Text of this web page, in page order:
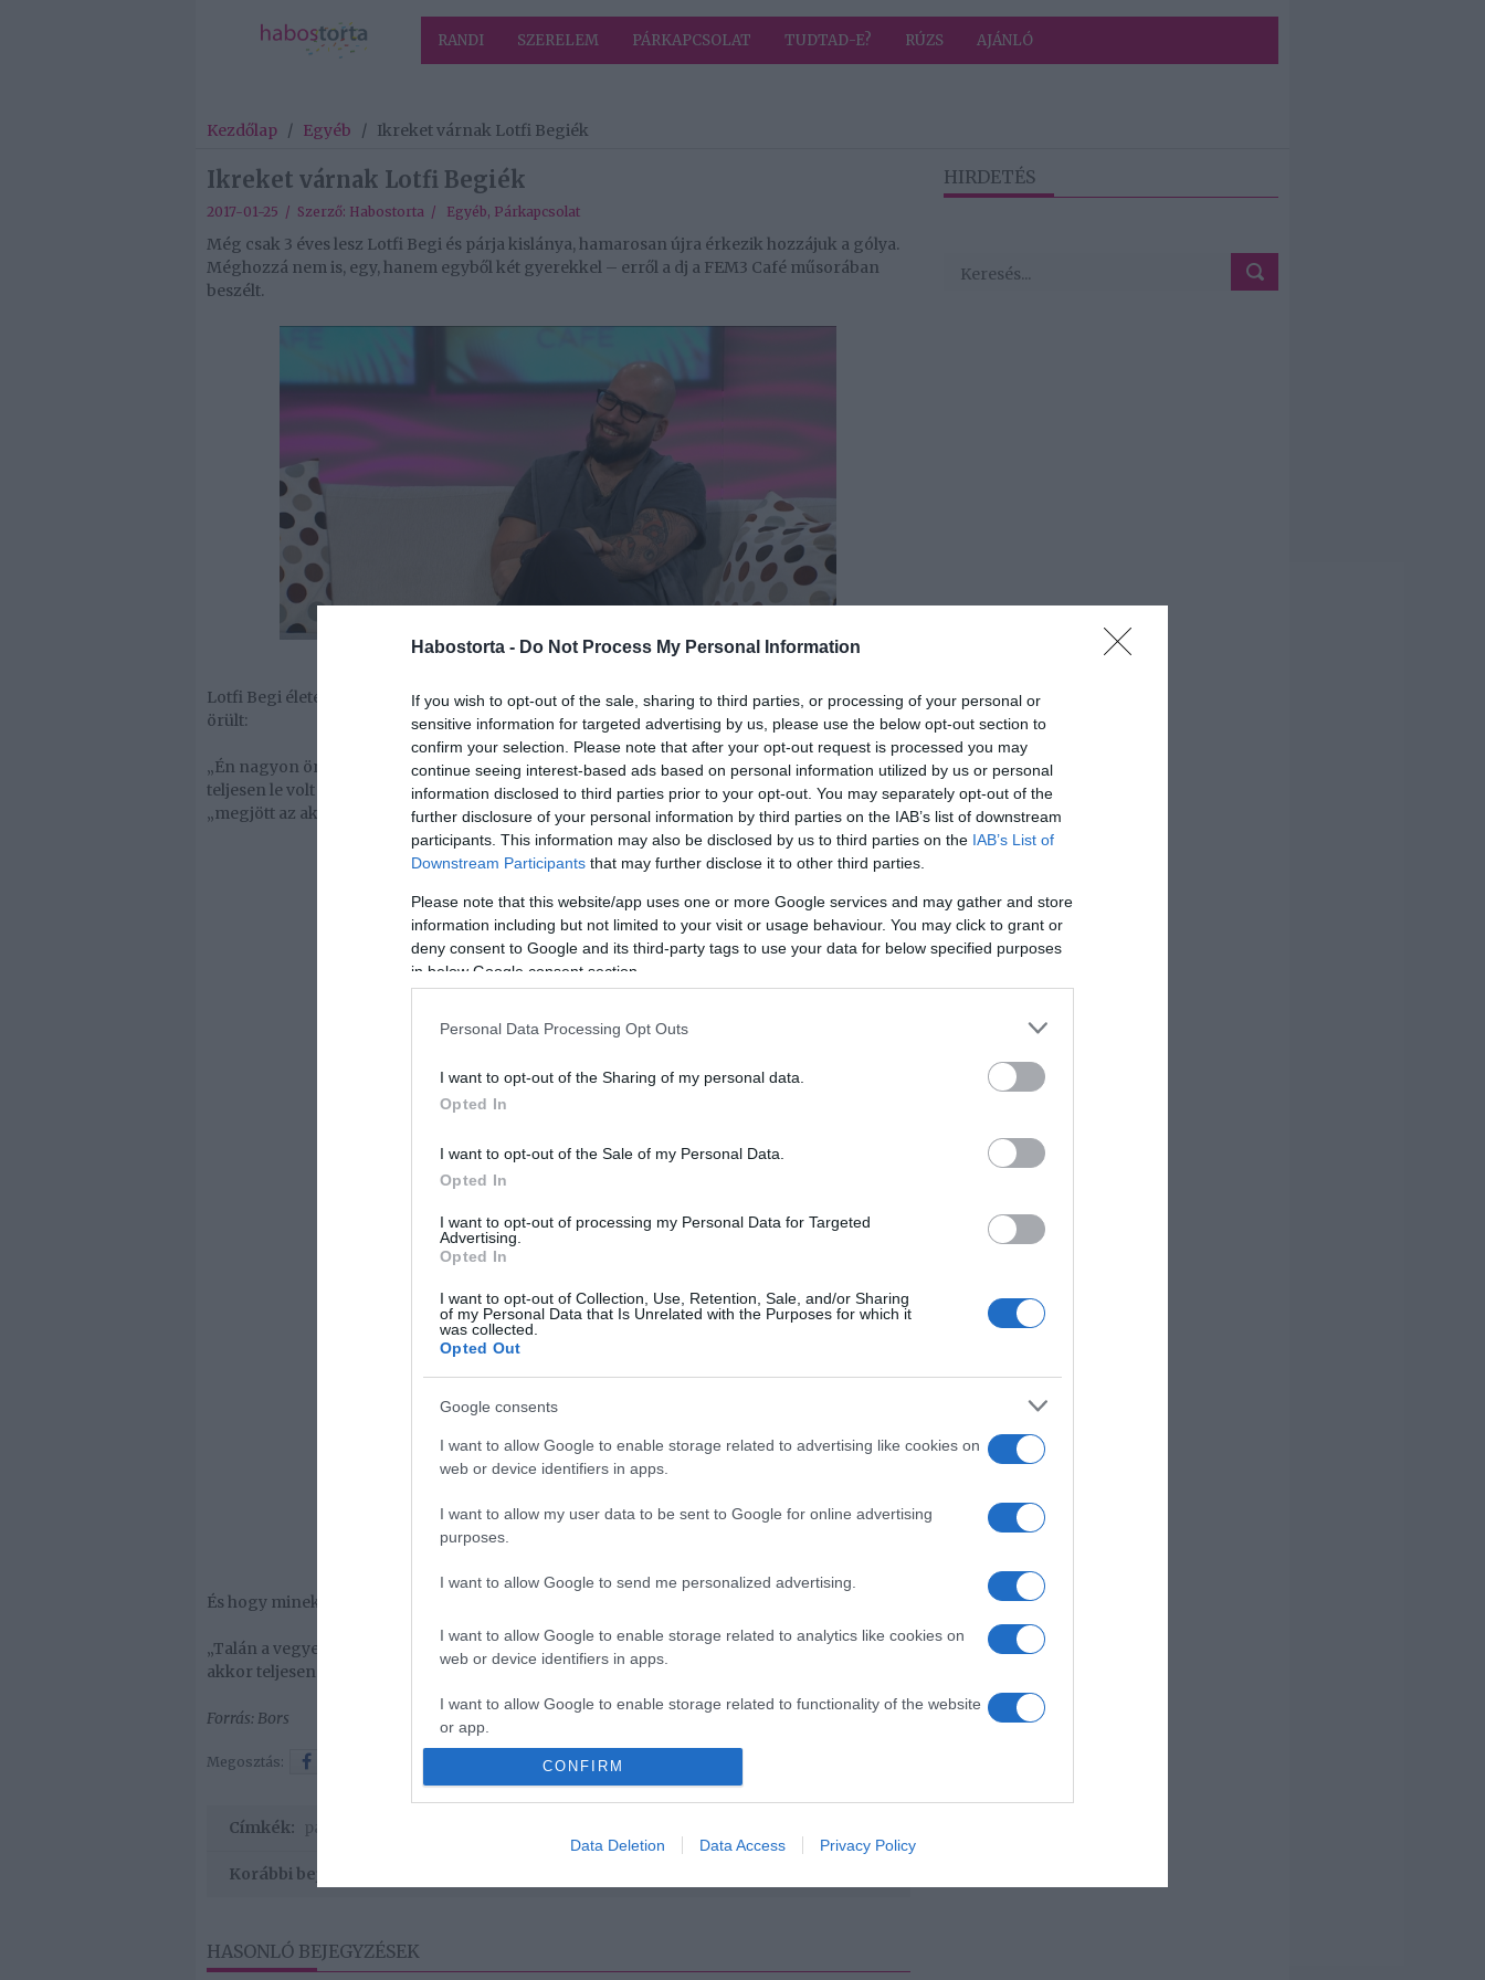
Habostorta - Do Not Process My Personal Information
If you wish to opt-out of the sale, sharing to third parties, or processing of your personal or
sensitive information for targeted advertising by us, please use the below opt-out section to
confirm your selection. Please note that after your opt-out request is processed you may
continue seeing interest-based ads based on personal information utilized by us or personal
information disclosed to third parties prior to your opt-out. You may separately opt-out of the
further disclosure of your personal information by third parties on the IAB’s list of downstream
participants. This information may also be disclosed by us to third parties on the IAB’s List of
Downstream Participants that may further disclose it to other third parties.
Please note that this website/app uses one or more Google services and may gather and store
information including but not limited to your visit or usage behaviour. You may click to grant or
deny consent to Google and its third-party tags to use your data for below specified purposes
in below Google consent section.
Personal Data Processing Opt Outs
I want to opt-out of the Sharing of my personal data.
Opted In
I want to opt-out of the Sale of my Personal Data.
Opted In
I want to opt-out of processing my Personal Data for Targeted
Advertising.
Opted In
I want to opt-out of Collection, Use, Retention, Sale, and/or Sharing
of my Personal Data that Is Unrelated with the Purposes for which it
was collected.
Opted Out
Google consents
I want to allow Google to enable storage related to advertising like cookies on
web or device identifiers in apps.
I want to allow my user data to be sent to Google for online advertising
purposes.
I want to allow Google to send me personalized advertising.
I want to allow Google to enable storage related to analytics like cookies on
web or device identifiers in apps.
I want to allow Google to enable storage related to functionality of the website
or app.
CONFIRM
Data Deletion Data Access Privacy Policy
RANDI SZERELEM PÁRKAPCSOLAT TUDTAD-E? RÚZS AJÁNLÓ
Kezdőlap / Egyéb / Ikreket várnak Lotfi Begiék
Ikreket várnak Lotfi Begiék
2017-01-25 / Szerző: Habostorta / Egyéb, Párkapcsolat
Még csak 3 éves lesz Lotfi Begi és párja kislánya, hamarosan újra érkezik hozzájuk a gólya.
Méghozzá nem is, egy, hanem egyből két gyerekkel – erről a dj a FEM3 Café műsorában
beszélt.
Lotfi Begi életének ez a legboldogabb időszaka, a gólyahír kiderülésekor a zenész nagyon
örült:
„Én nagyon örültem. Úgy jöttem ki az orvostól, hogy fültől fülig ért a szám, Réka viszont
teljesen le volt sápadva.” Megijedt, hogy egyből két gyerek érkezik, hiszen Zazi lányuknak is
„megjött az akarata”.
És hogy minek örülne legjobban a dj?
„Talán a vegyes csapat lenne talán a legjobb: egy fiú, egy lány. Ha kapok még két lányt,
akkor teljesen háttérbe fogok szorulni. Négy nővel együtt élni!”
Forrás: Bors
Megosztás: Pinterest
Címkék: párkapcsolat
Korábbi bejegyzések
HASONLÓ BEJEGYZÉSEK
HIRDETÉS